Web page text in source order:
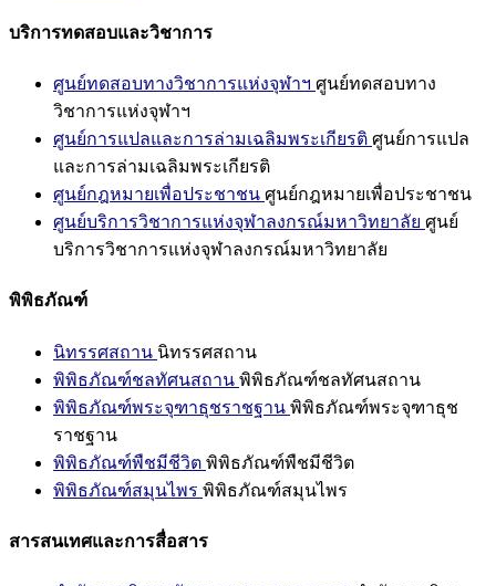
บริการทดสอบและวิชาการ
ศูนย์ทดสอบทางวิชาการแห่งจุฬาฯ ศูนย์ทดสอบทาง
วิชาการแห่งจุฬาฯ
ศูนย์การแปลและการล่ามเฉลิมพระเกียรติ ศูนย์การแปล
และการล่ามเฉลิมพระเกียรติ
ศูนย์กฎหมายเพื่อประชาชน ศูนย์กฎหมายเพื่อประชาชน
ศูนย์บริการวิชาการแห่งจุฬาลงกรณ์มหาวิทยาลัย ศูนย์
บริการวิชาการแห่งจุฬาลงกรณ์มหาวิทยาลัย
พิพิธภัณฑ์
นิทรรศสถาน นิทรรศสถาน
พิพิธภัณฑ์ชลทัศนสถาน พิพิธภัณฑ์ชลทัศนสถาน
พิพิธภัณฑ์พระจุฑาธุชราชฐาน พิพิธภัณฑ์พระจุฑาธุช
ราชฐาน
พิพิธภัณฑ์พืชมีชีวิต พิพิธภัณฑ์พืชมีชีวิต
พิพิธภัณฑ์สมุนไพร พิพิธภัณฑ์สมุนไพร
สารสนเทศและการสื่อสาร